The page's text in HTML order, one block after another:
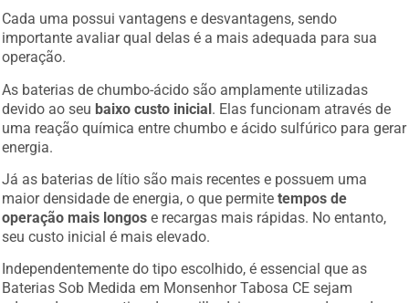
Cada uma possui vantagens e desvantagens, sendo
importante avaliar qual delas é a mais adequada para sua
operação.
As baterias de chumbo-ácido são amplamente utilizadas
devido ao seu baixo custo inicial. Elas funcionam através de
uma reação química entre chumbo e ácido sulfúrico para gerar
energia.
Já as baterias de lítio são mais recentes e possuem uma
maior densidade de energia, o que permitetempos de
operação mais longos e recargas mais rápidas. No entanto,
seu custo inicial é mais elevado.
Independentemente do tipo escolhido, é essencial que as
Baterias Sob Medida em Monsenhor Tabosa CE sejam